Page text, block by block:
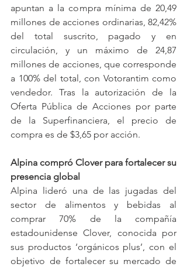
apuntan a la compra mínima de 20,49
millones de acciones ordinarias, 82,42%
del total suscrito, pagado y en
circulación, y un máximo de 24,87
millones de acciones, que corresponde
a 100% del total, con Votorantim como
vendedor. Tras la autorización de la
Oferta Pública de Acciones por parte
de la Superfinanciera, el precio de
compra es de $3,65 por acción.
Alpina compró Clover para fortalecer su
presencia global
Alpina lideró una de las jugadas del
sector de alimentos y bebidas al
comprar 70% de la compañía
estadounidense Clover, conocida por
sus productos ‘orgánicos plus’, con el
objetivo de fortalecer su mercado de